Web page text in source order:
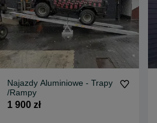
Najazdy Aluminiowe - Trapy
/Rampy
1 900 zł